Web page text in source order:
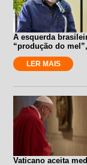
A esquerda
“produção do
LER MAIS
Vaticano aceita